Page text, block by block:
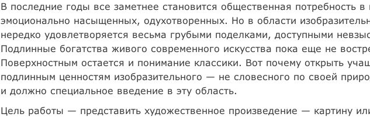
В последние годы все заметнее становится общественная потребность в
эмоционально насыщенных, одухотворенных. Но в области
нередко удовлетворяется весьма грубыми поделками, доступными
Подлинные богатства живого современного искусства пока еще не
Поверхностным остается и понимание классики. Вот почему открыть
подлинным ценностям изобразительного — не словесного по своей
и должно специальное введение в эту область.
Цель работы — представить художественное произведение — картину